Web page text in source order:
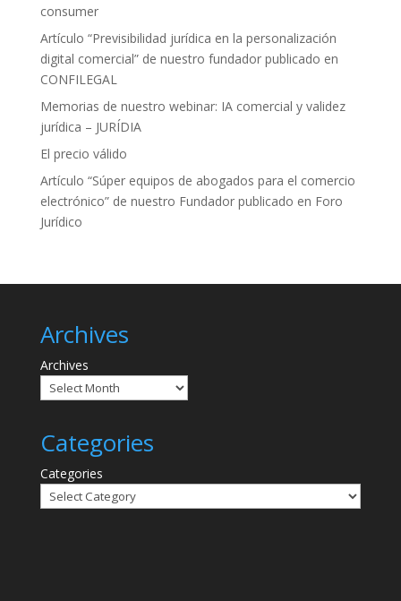
consumer
Artículo “Previsibilidad jurídica en la personalización
digital comercial” de nuestro fundador publicado en
CONFILEGAL
Memorias de nuestro webinar: IA comercial y validez
jurídica – JURÍDIA
El precio válido
Artículo “Súper equipos de abogados para el comercio
electrónico” de nuestro Fundador publicado en Foro
Jurídico
Archives
Archives
Categories
Categories